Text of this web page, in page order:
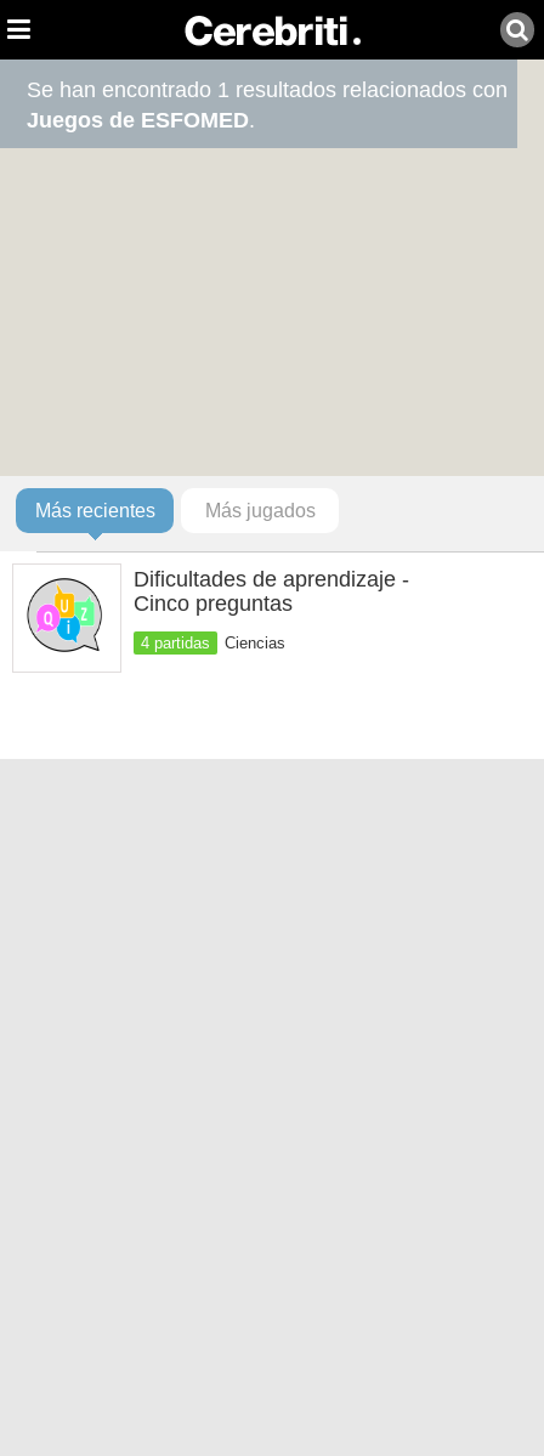
Se han encontrado 1 resultados relacionados con
Juegos de ESFOMED.
Más recientes Más jugados
Dificultades de aprendizaje -
Cinco preguntas
4 partidas Ciencias